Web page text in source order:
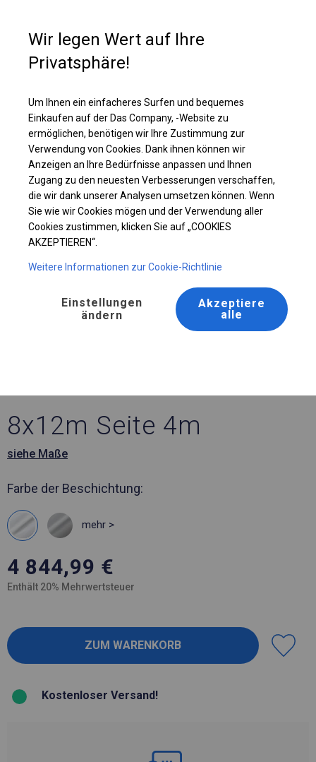
Ganzjährig geöffnete Zelthalle | 8x12 m
8x12m Seite 4m
siehe Maße
Farbe der Beschichtung:
mehr >
4 844,99 €
Enthält 20% Mehrwertsteuer
Kostenloser Versand!
Wir legen Wert auf Ihre
Privatsphäre!
Um Ihnen ein einfacheres Surfen und bequemes
Einkaufen auf der Das Company, -Website zu
ermöglichen, benötigen wir Ihre Zustimmung zur
Verwendung von Cookies. Dank ihnen können wir
Anzeigen an Ihre Bedürfnisse anpassen und Ihnen
Zugang zu den neuesten Verbesserungen verschaffen,
die wir dank unserer Analysen umsetzen können. Wenn
Sie wie wir Cookies mögen und der Verwendung aller
Cookies zustimmen, klicken Sie auf „COOKIES
AKZEPTIEREN“.
Weitere Informationen zur Cookie-Richtlinie
Einstellungen
ändern
Akzeptiere
alle